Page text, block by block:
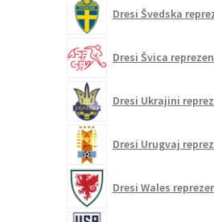
Dresi Švedska
Dresi Švica
Dresi Ukrajini
Dresi Urugvaj
Dresi Wales